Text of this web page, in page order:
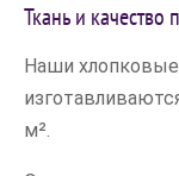
Ткань и качество
Наши хлопковые
м².